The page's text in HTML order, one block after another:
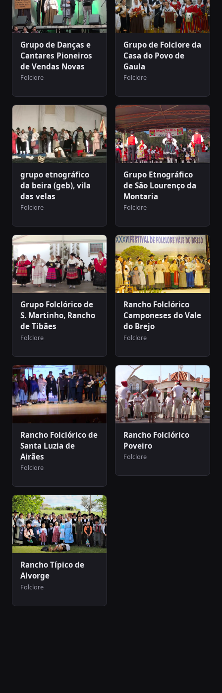
Grupo de Danças e
Cantares Pioneiros
de Vendas Novas
Folclore
Grupo de Folclore da
Casa do Povo de
Gaula
Folclore
grupo etnográfico
da beira (geb), vila
das velas
Folclore
Grupo Etnográfico
de São Lourenço da
Montaria
Folclore
Grupo Folclórico de
S. Martinho, Rancho
de Tibães
Folclore
Rancho Folclórico
Camponeses do Vale
do Brejo
Folclore
Rancho Folclórico de
Santa Luzia de
Airães
Folclore
Rancho Folclórico
Poveiro
Folclore
Rancho Típico de
Alvorge
Folclore